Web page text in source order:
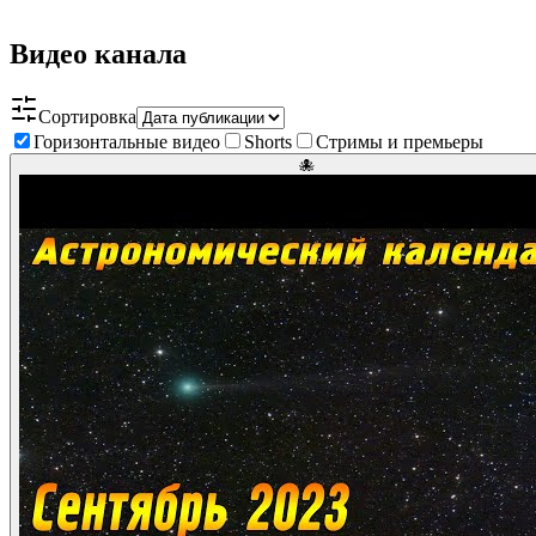
Видео канала
Сортировка
Горизонтальные видео
Shorts Стримы и премьеры
🐙